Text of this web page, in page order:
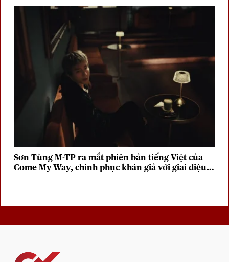
Sơn Tùng M-TP ra mắt phiên bản tiếng Việt của
Come My Way, chinh phục khán giả với giai điệu